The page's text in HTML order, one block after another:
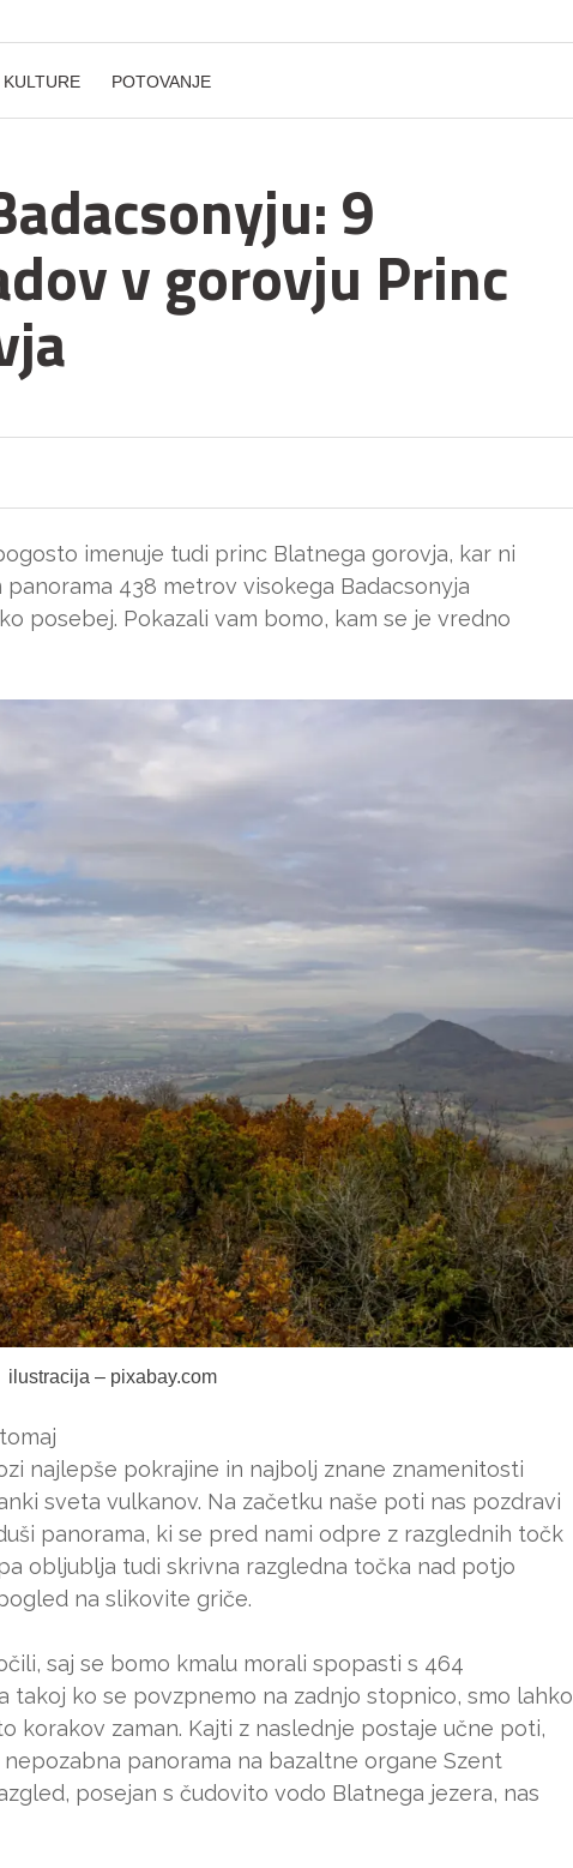
KULTURE POTOVANJE
9
v gorovju Princ
imenuje tudi princ Blatnega gorovja, kar ni
438 metrov visokega Badacsonyja
posebej. Pokazali vam bomo, kam se je vredno
ilustracija – pixabay.com
najlepše pokrajine in najbolj znane znamenitosti
sveta vulkanov. Na začetku naše poti nas pozdravi
panorama, ki se pred nami odpre z razglednih točk
obljublja tudi skrivna razgledna točka nad potjo
na slikovite griče.
saj se bomo kmalu morali spopasti s 464
takoj ko se povzpnemo na zadnjo stopnico, smo lahko
korakov zaman. Kajti z naslednje postaje učne poti,
panorama na bazaltne organe Szent
posejan s čudovito vodo Blatnega jezera, nas